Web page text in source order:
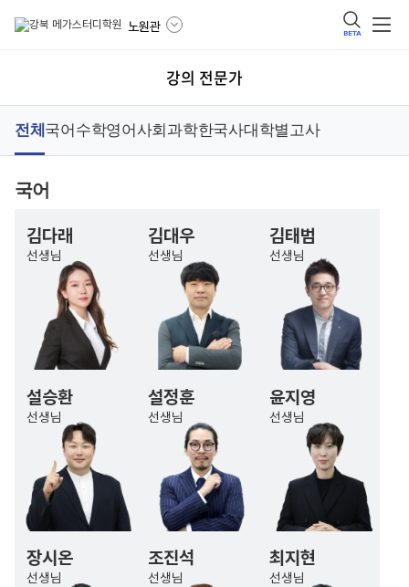
노원관 BETA
강의 전문가
전체 국어 수학영어사회 과학한국사대학별고사
국어
김다래
선생님
김대우
선생님
김태범
선생님
설승환
선생님
설정훈
선생님
윤지영
선생님
장시온
선생님
조진석
선생님
최지현
선생님